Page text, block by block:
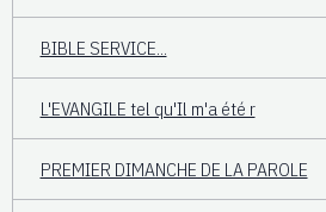
BIBLE SERVICE...
L'EVANGILE tel qu'Il m'a été r
PREMIER DIMANCHE DE LA PAROLE